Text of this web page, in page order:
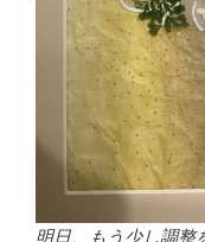
明日、もう少し調整